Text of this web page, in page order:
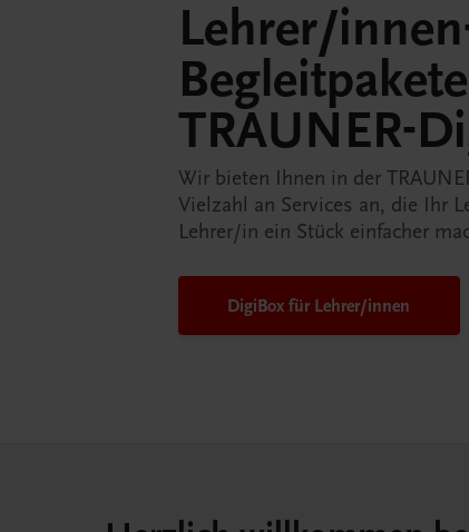
Lehrer/
TRAUNER-
Wir bieten Ihnen in der
Vielzahl an Services an, die Ihr
Lehrer/in ein Stück einfacher
DigiBox für Lehrer/innen